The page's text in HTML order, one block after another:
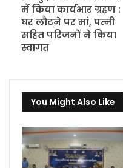
में किया कार्यभार ग्रहण :
घर लौटने पर मां, पत्नी
सहित परिजनों ने किया
स्वागत
You Might Also Like